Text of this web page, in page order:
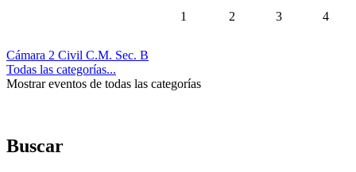
1
2 3 4
Cámara 2 Civil C.M. Sec. B
Todas las categorías...
Mostrar eventos de todas las categorías
Buscar